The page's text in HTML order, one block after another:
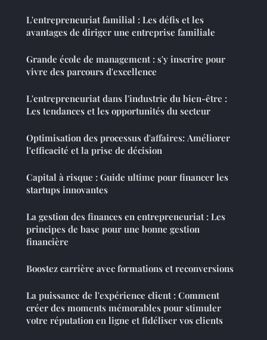
L'entrepreneuriat familial : Les défis et les
avantages de diriger une entreprise familiale
Grande école de management : s'y inscrire pour
vivre des parcours d'excellence
L'entrepreneuriat dans l'industrie du bien-être :
Les tendances et les opportunités du secteur
Optimisation des processus d'affaires: Améliorer
l'efficacité et la prise de décision
Capital à risque : Guide ultime pour financer les
startups innovantes
La gestion des finances en entrepreneuriat : Les
principes de base pour une bonne gestion
financière
Boostez carrière avec formations et reconversions
La puissance de l'expérience client : Comment
créer des moments mémorables pour stimuler
votre réputation en ligne et fidéliser vos clients